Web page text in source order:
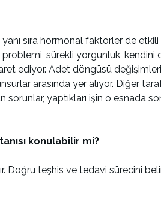
sıra hormonal faktörler de
problemi, sürekli yorgunluk,
ediyor. Adet döngüsü
arasında yer alıyor. Diğer
sorunlar, yaptıkları işin o
konulabilir mi?
Doğru teşhis ve tedavi sürecini